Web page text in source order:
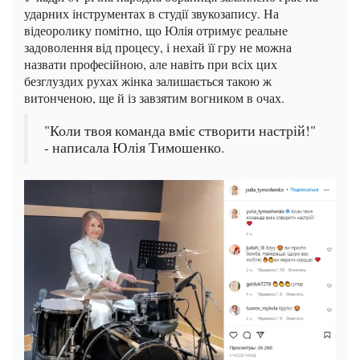
ударних інструментах в студії звукозапису. На
відеоролику помітно, що Юлія отримує реальне
задоволення від процесу, і нехай її гру не можна
назвати професійною, але навіть при всіх цих
безглуздих рухах жінка залишається такою ж
витонченою, ще й із завзятим вогником в очах.
"Коли твоя команда вміє створити настрій!"
- написала Юлія Тимошенко.